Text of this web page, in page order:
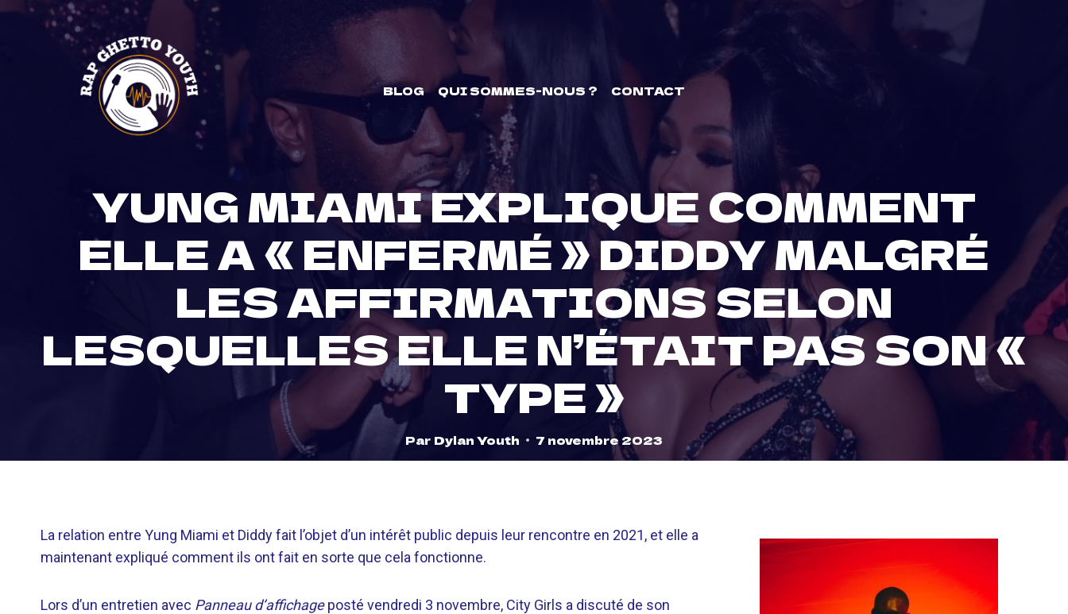
Skip
BLOG QUI SOMMES-NOUS ? CONTACT
YUNG MIAMI EXPLIQUE COMMENT
ELLE A « ENFERMÉ » DIDDY MALGRÉ
LES AFFIRMATIONS SELON
LESQUELLES ELLE N’ÉTAIT PAS SON «
TYPE »
Par Dylan Youth 7 novembre 2023
La relation entre Yung Miami et Diddy fait l’objet d’un intérêt public depuis leur rencontre en 2021, et elle a
maintenant expliqué comment ils ont fait en sorte que cela fonctionne.
Lors d’un entretien avec Panneau d’affichageposté vendredi 3 novembre, City Girls a discuté de son